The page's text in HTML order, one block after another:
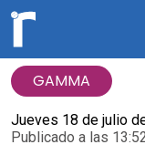
GAMMA
Jueves 18 de julio
Publicado a las